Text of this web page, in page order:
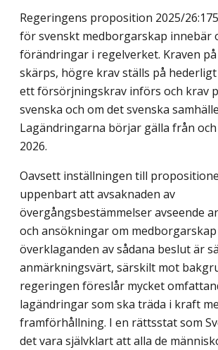
Regeringens proposition 2025/
för svenskt medborgarskap innebär
förändringar i regelverket. Kraven
skärps, högre krav ställs på
ett försörjningskrav införs och krav
svenska och om det svenska
Lagändringarna börjar gälla från och
2026.
Oavsett inställningen till
uppenbart att avsaknaden av
övergångsbestämmelser avseende
och ansökningar om medborgarskap
överklaganden av sådana beslut är
anmärkningsvärt, särskilt mot
regeringen föreslår mycket
lagändringar som ska träda i kraft
framförhållning. I en rättsstat som
det vara självklart att alla de